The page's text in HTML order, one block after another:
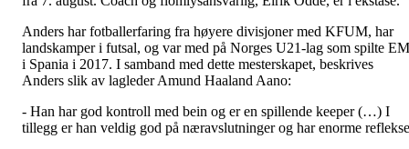
Anders har fotballerfaring fra høyere divisjoner med KFUM, har
landskamper i futsal, og var med på Norges U21-lag som spilte EM
i Spania i 2017. I samband med dette mesterskapet, beskrives
Anders slik av lagleder Amund Haaland Aano:
- Han har god kontroll med bein og er en spillende keeper (…) I
tillegg er han veldig god på næravslutninger og har enorme